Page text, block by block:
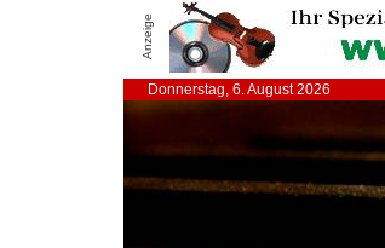
Anzeige
Donnerstag, 6. August 2026